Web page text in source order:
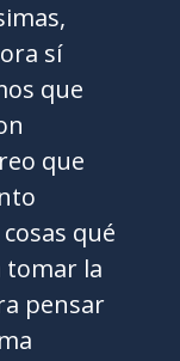
sí
que
que
qué
tomar la
pensar